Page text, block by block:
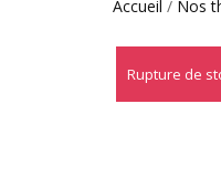
Accueil / Nos
Rupture de